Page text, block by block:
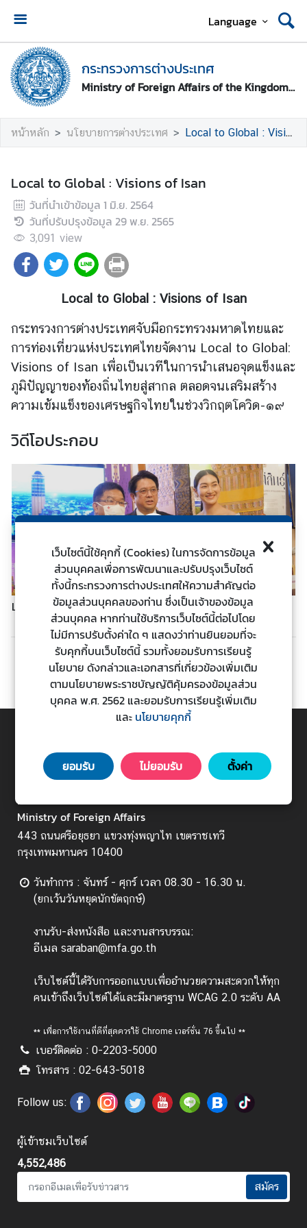
Language
กระทรวงการต่างประเทศ
Ministry of Foreign Affairs of the Kingdom of Thailand
ห
น้
า
ห
ลั
ก
ะ
ท
ร
ว
ง
ก
า
ง
ป
ร
ะ
ท
น
โ
บ
ริ
ก
ร
ป
ะ
ช
ช
น
ข้
อ
มู
ล
ป
ะ
เ
ท
ศ
หน้าหลัก นโยบายการต่างประเทศ Local to Global : Visions of Isan
Local to Global : Visions of Isan
วันที่นำเข้าข้อมูล 1 มิ.ย. 2564
วันที่ปรับปรุงข้อมูล 29 พ.ย. 2565
3,091 view
Local to Global : Visions of Isan
กระทรวงการต่างประเทศจับมือกระทรวงมหาดไทยและ
การท่องเที่ยวแห่งประเทศไทยจัดงาน Local to Global:
Visions of Isan เพื่อเป็นเวทีในการนำเสนอจุดแข็งและ
ภูมิปัญญาของท้องถิ่นไทยสู่สากล ตลอดจนเสริมสร้าง
ความเข้มแข็งของเศรษฐกิจไทยในช่วงวิกฤตโควิด-๑๙
วิดีโอประกอบ
Local to Global : Visions of Isan
ก่อนหน้า ถัดไป
TOP
กระทรวงการต่างประเทศ
Ministry of Foreign Affairs
443 ถนนศรีอยุธยา แขวงทุ่งพญาไท เขตราชเทวี
กรุงเทพมหานคร 10400
วันทำการ : จันทร์ - ศุกร์ เวลา 08.30 - 16.30 น.
(ยกเว้นวันหยุดนักขัตฤกษ์)
งานรับ-ส่งหนังสือ และงานสารบรรณ:
อีเมล saraban@mfa.go.th
เว็บไซต์นี้ได้รับการออกแบบเพื่ออำนวยความสะดวกให้ทุก
คนเข้าถึงเว็บไซต์ได้และมีมาตรฐาน WCAG 2.0 ระดับ AA
** เพื่อการใช้งานที่ดีที่สุดควรใช้ Chrome เวอร์ชั่น 76 ขึ้นไป **
เบอร์ติดต่อ : 0-2203-5000
โทรสาร : 02-643-5018
Follow us:
ผู้เข้าชมเว็บไซต์
4,552,486
สมัคร
เว็บไซต์นี้ใช้คุกกี้ (Cookies) ในการจัดการข้อมูล
ส่วนบุคคลเพื่อการพัฒนาและปรับปรุงเว็บไซต์
ทั้งนี้กระทรวงการต่างประเทศให้ความสำคัญต่อ
ข้อมูลส่วนบุคคลของท่าน ซึ่งเป็นเจ้าของข้อมูล
ส่วนบุคคล หากท่านใช้บริการเว็บไซต์นี้ต่อไปโดย
ไม่มีการปรับตั้งค่าใด ๆ แสดงว่าท่านยินยอมที่จะ
รับคุกกี้บนเว็บไซต์นี้ รวมทั้งยอมรับการเรียนรู้
นโยบาย ดังกล่าวและเอกสารที่เกี่ยวข้องเพิ่มเติม
ตามนโยบายพระราชบัญญัติคุ้มครองข้อมูลส่วน
บุคคล พ.ศ. 2562 และยอมรับการเรียนรู้เพิ่มเติม
และ นโยบายคุกกี้
ยอมรับ ไม่ยอมรับ ตั้งค่า